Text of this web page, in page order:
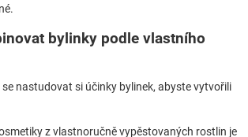
bylinky podle vlastního
nastudovat si účinky bylinek, abyste vytvořili
z vlastnoručně vypěstovaných rostlin je